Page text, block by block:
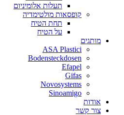
תעלות אלומיניום
קופסאות מולטימדיה
תחת הטיח
על הטיח
מותגים
ASA Plastici
Bodensteckdosen
Efapel
Gifas
Novosystems
Sinoamigo
אודות
צור קשר